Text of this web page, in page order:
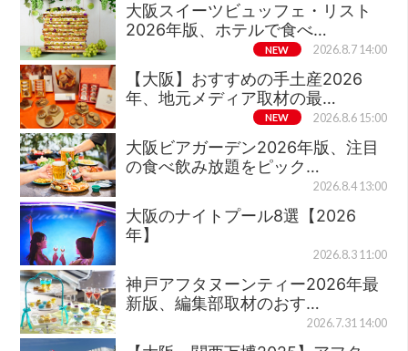
大阪スイーツビュッフェ・リスト
2026年版、ホテルで食べ…
NEW 2026.8.7 14:00
【大阪】おすすめの手土産2026
年、地元メディア取材の最…
NEW 2026.8.6 15:00
大阪ビアガーデン2026年版、注目
の食べ飲み放題をピック…
2026.8.4 13:00
大阪のナイトプール8選【2026
年】
2026.8.3 11:00
神戸アフタヌーンティー2026年最
新版、編集部取材のおす…
2026.7.31 14:00